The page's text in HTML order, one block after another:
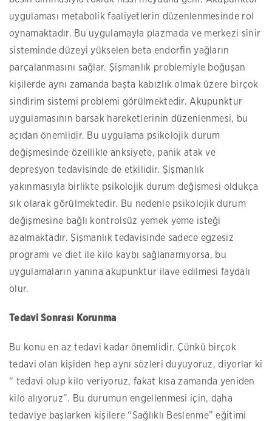
uygulaması metabolik faaliyetlerin düzenlenmesinde rol
oynamaktadır. Bu uygulamayla plazmada ve merkezi sinir
sisteminde düzeyi yükselen beta endorfin yağların
parçalanmasını sağlar. Şişmanlık problemiyle boğuşan
kişilerde aynı zamanda başta kabızlık olmak üzere birçok
sindirim sistemi problemi görülmektedir. Akupunktur
uygulamasının barsak hareketlerinin düzenlenmesi, bu
açıdan önemlidir. Bu uygulama psikolojik durum
değişmesinde özellikle anksiyete, panik atak ve
depresyon tedavisinde de etkilidir. Şişmanlık
yakınmasıyla birlikte psikolojik durum değişmesi oldukça
sık olarak görülmektedir. Bu nedenle psikolojik durum
değişmesine bağlı kontrolsüz yemek yeme isteği
azalmaktadır. Şişmanlık tedavisinde sadece egzesiz
programı ve diet ile kilo kaybı sağlanamıyorsa, bu
uygulamaların yanına akupunktur ilave edilmesi faydalı
olur.
Tedavi Sonrası Korunma
Bu konu en az tedavi kadar önemlidir. Çünkü birçok
tedavi olan kişiden hep aynı sözleri duyuyoruz, diyorlar ki
“ tedavi olup kilo veriyoruz, fakat kısa zamanda yeniden
kilo alıyoruz”. Bu durumun engellenmesi için, daha
tedaviye başlarken kişilere “Sağlıklı Beslenme” eğitimi